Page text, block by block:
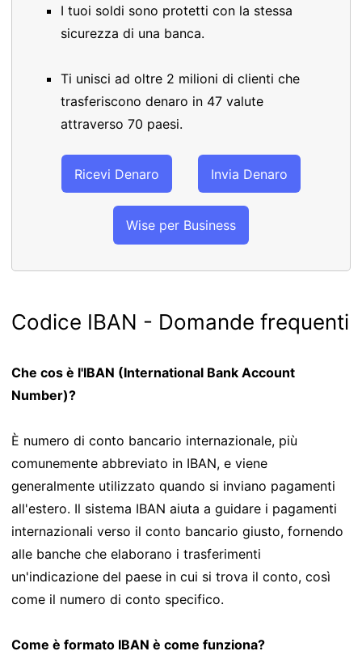
I tuoi soldi sono protetti con la stessa
sicurezza di una banca.
Ti unisci ad oltre 2 milioni di clienti che
trasferiscono denaro in 47 valute
attraverso 70 paesi.
Ricevi Denaro Invia Denaro
Wise per Business
Codice IBAN - Domande frequenti
Che cos è l'IBAN (International Bank Account
Number)?
È numero di conto bancario internazionale, più
comunemente abbreviato in IBAN, e viene
generalmente utilizzato quando si inviano pagamenti
all'estero. Il sistema IBAN aiuta a guidare i pagamenti
internazionali verso il conto bancario giusto, fornendo
alle banche che elaborano i trasferimenti
un'indicazione del paese in cui si trova il conto, così
come il numero di conto specifico.
Come è formato IBAN è come funziona?